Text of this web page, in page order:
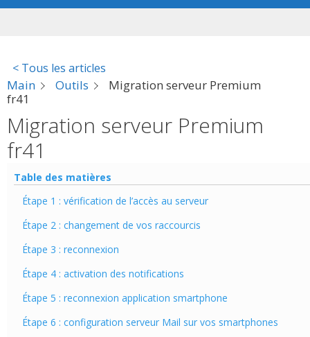
< Tous les articles
Main Outils
Migration serveur Premium
fr41
Migration serveur Premium
fr41
Table des matières
Étape 1 : vérification de l’accès au serveur
Étape 2 : changement de vos raccourcis
Étape 3 : reconnexion
Étape 4 : activation des notifications
Étape 5 : reconnexion application smartphone
Étape 6 : configuration serveur Mail sur vos smartphones